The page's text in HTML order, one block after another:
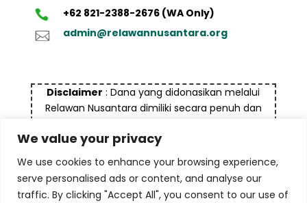
We value your privacy
We use cookies to enhance your browsing experience,
serve personalised ads or content, and analyse our
traffic. By clicking "Accept All", you consent to our use of
+62 821-2388-2676 (WA Only)
admin@relawannusantara.org
Disclaimer : Dana yang didonasikan melalui
Relawan Nusantara dimiliki secara penuh dan
bukan untuk tujuan pencucian uang (money
laundry), termasuk terorisme maupun tindak
kejahatan lainnya